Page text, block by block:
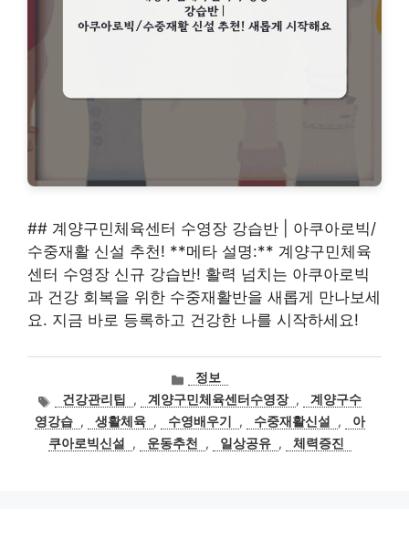
## 계양구민체육센터 수영장 강습반 | 아쿠아로빅/
수중재활 신설 추천! **메타 설명:** 계양구민체육
센터 수영장 신규 강습반! 활력 넘치는 아쿠아로빅
과 건강 회복을 위한 수중재활반을 새롭게 만나보세
요. 지금 바로 등록하고 건강한 나를 시작하세요!
카
테
고
리
정보
태
그
건강관리팁 , 계양구민체육센터수영장 ,
계양구수
영강습 , 생활체육 , 수영배우기 , 수중재활신설 ,
아
쿠아로빅신설
, 운동추천 , 일상공유 , 체력증진